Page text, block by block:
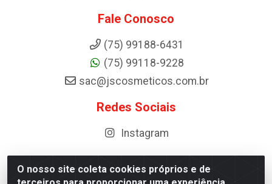
O nosso site coleta cookies próprios e de
Fale Conosco
(75) 99188-6431
(75) 99118-9228
sac@jscosmeticos.com.br
Redes Sociais
Instagram